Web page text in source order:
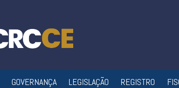
GOVERNANÇA LEGISLAÇÃO REGISTRO